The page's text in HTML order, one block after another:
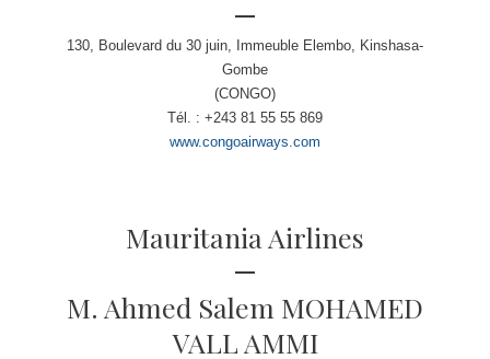
130, Boulevard du 30 juin, Immeuble Elembo, Kinshasa-
Gombe
(CONGO)
Tél. : +243 81 55 55 869
www.congoairways.com
Mauritania Airlines
M. Ahmed Salem MOHAMED
VALL AMMI